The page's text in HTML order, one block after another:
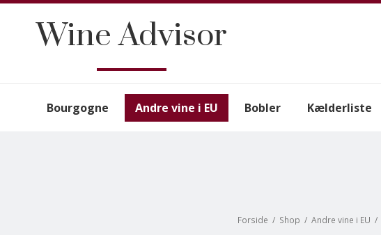
Wine Advisor
Bourgogne Andre vine i EU Bobler Kælderliste
Forside / Shop / Andre vine i EU /